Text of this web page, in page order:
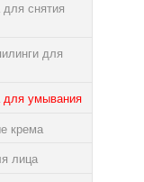
снятия
для
для умывания
крема
лица